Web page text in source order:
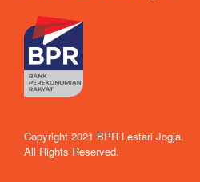
Copyright 2021 BPR Lestari Jogja.
All Rights Reserved.